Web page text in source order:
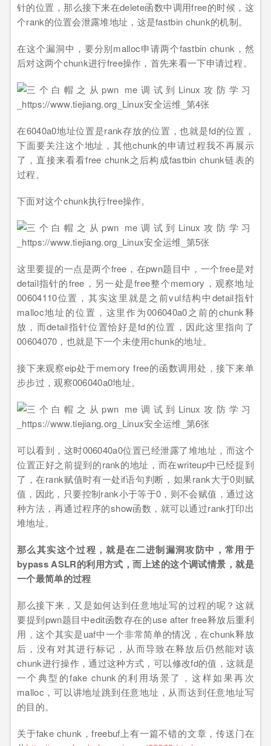
针的位置，那么接下来在delete函数中调用free的时候，这
个rank的位置会泄露堆地址，这是fastbin chunk的机制。
在这个漏洞中，要分别malloc申请两个fastbin chunk，然
后对这两个chunk进行free操作，首先来看一下申请过程。
在6040a0地址位置是rank存放的位置，也就是fd的位置，
下面要关注这个地址，其他chunk的申请过程我不再展示
了，直接来看看free chunk之后构成fastbin chunk链表的
过程。
下面对这个chunk执行free操作。
这里要提的一点是两个free，在pwn题目中，一个free是对
detail指针的free，另一处是free整个memory，观察地址
00604110位置，其实这里就是之前vul结构中detail指针
malloc地址的位置，这里作为006040a0之前的chunk释
放，而detail指针位置恰好是fd的位置，因此这里指向了
00604070，也就是下一个未使用chunk的地址。
接下来观察eip处于memory free的函数调用处，接下来单
步步过，观察006040a0地址。
可以看到，这时006040a0位置已经泄露了堆地址，而这个
位置正好之前提到的rank的地址，而在writeup中已经提到
了，在rank赋值时有一处if语句判断，如果rank大于0则赋
值，因此，只要控制rank小于等于0，则不会赋值，通过这
种方法，再通过程序的show函数，就可以通过rank打印出
堆地址。
那么其实这个过程，就是在二进制漏洞攻防中，常用于
bypass ASLR的利用方式，而上述的这个调试情景，就是
一个最简单的过程
那么接下来，又是如何达到任意地址写的过程的呢？这就
要提到pwn题目中edit函数存在的use after free释放后重利
用，这个其实是uaf中一个非常简单的情况，在chunk释放
后，没有对其进行标记，从而导致在释放后仍然能对该
chunk进行操作，通过这种方式，可以修改fd的值，这就是
一个典型的fake chunk的利用场景了，这样如果再次
malloc，可以讲地址跳到任意地址，从而达到任意地址写
的目的。
关于fake chunk，freebuf上有一篇不错的文章，传送门在